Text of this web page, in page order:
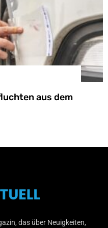
aus dem
das über Neuigkeiten,